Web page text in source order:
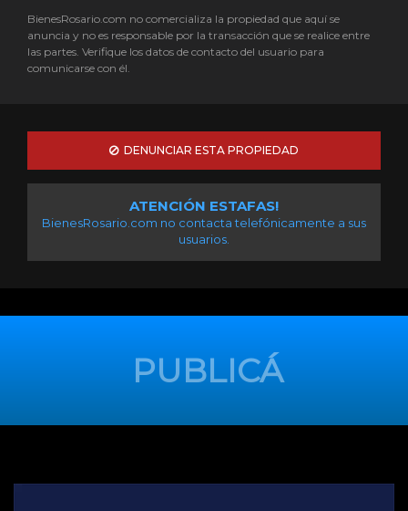
BienesRosario.com no comercializa la propiedad que aquí se
anuncia y no es responsable por la transacción que se realice entre
las partes. Verifique los datos de contacto del usuario para
comunicarse con él.
DENUNCIAR ESTA PROPIEDAD
ATENCIÓN ESTAFAS!
BienesRosario.com no contacta telefónicamente a sus
usuarios.